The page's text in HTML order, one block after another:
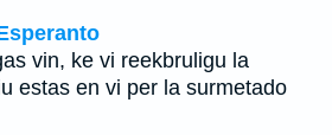
vin, ke vi reekbruligu la
estas en vi per la surmetado